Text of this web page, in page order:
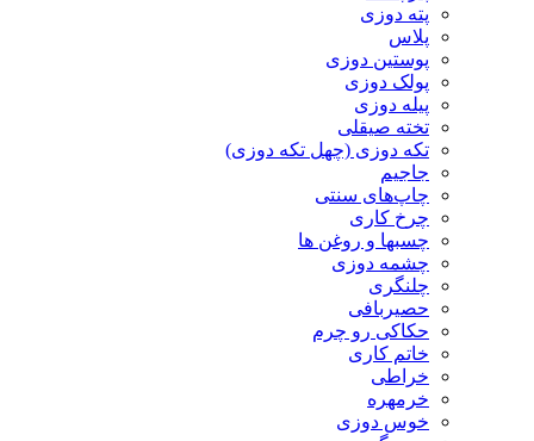
پته دوزی
پلاس
پوستین دوزی
پولک دوزی
پیله دوزی
تخته صیقلی
تکه دوزی (چهل تکه دوزی)
جاجیم
چاپ‌های سنتی
چرخ کاری
چسبها و روغن ها
چشمه دوزی
چلنگری
حصیربافی
حکاکی رو چرم
خاتم کاری
خراطی
خرمهره
خوس دوزی